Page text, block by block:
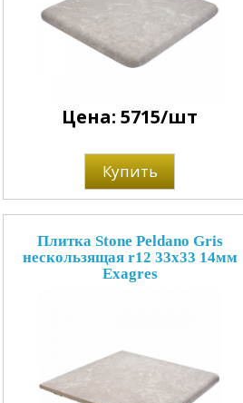
Цена: 5715/шт
Купить
Плитка Stone Peldano Gris
нескользящая r12 33x33 14мм
Exagres